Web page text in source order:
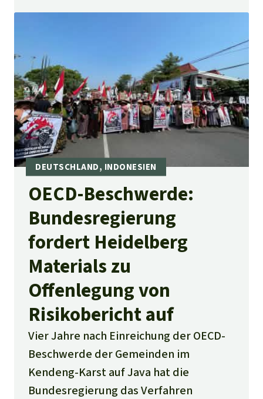
OECD-Beschwerde:
Bundesregierung
fordert Heidelberg
Materials zu
Offenlegung von
Risikobericht auf
Vier Jahre nach Einreichung der OECD-
Beschwerde der Gemeinden im
Kendeng-Karst auf Java hat die
Bundesregierung das Verfahren